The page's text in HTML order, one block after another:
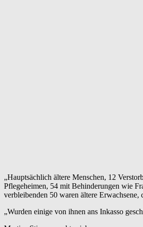
„Hauptsächlich ältere Menschen, 12
Pflegeheimen, 54 mit Behinderungen wie
verbleibenden 50 waren ältere Erwachsene,
„Wurden einige von ihnen ans Inkasso